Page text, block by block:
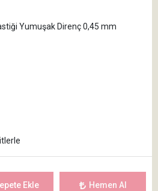
Yumuşak Direnç 0,45 mm
Ekle Hemen Al